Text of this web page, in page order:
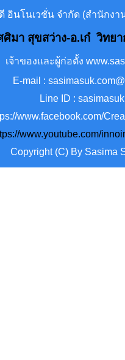
อินโนเวชั่น จำกัด (สำนักง
ศิมา สุขสว่าง-อ.เก๋ วิทย
เจ้าของและผู้ก่อตั้ง
E-mail :
Line ID :
www.facebook.com/
www.youtube.com/
Copyright (C) By Sasima